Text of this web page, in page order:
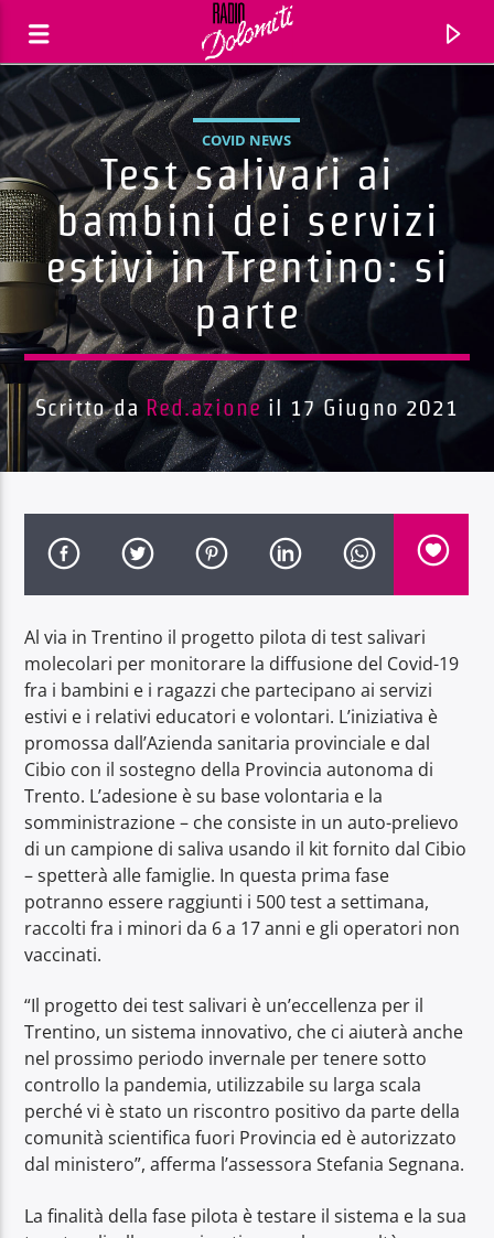
Traccia corrente
Titolo
Artista
Radio Dolomiti
COVID NEWS
Test salivari ai
bambini dei servizi
estivi in Trentino: si
parte
Scritto da Red.azione il 17 Giugno 2021
Al via in Trentino il progetto pilota di test salivari
molecolari per monitorare la diffusione del Covid-19
fra i bambini e i ragazzi che partecipano ai servizi
estivi e i relativi educatori e volontari. L’iniziativa è
promossa dall’Azienda sanitaria provinciale e dal
Cibio con il sostegno della Provincia autonoma di
Trento. L’adesione è su base volontaria e la
somministrazione – che consiste in un auto-prelievo
di un campione di saliva usando il kit fornito dal Cibio
– spetterà alle famiglie. In questa prima fase
potranno essere raggiunti i 500 test a settimana,
raccolti fra i minori da 6 a 17 anni e gli operatori non
vaccinati.
“Il progetto dei test salivari è un’eccellenza per il
Trentino, un sistema innovativo, che ci aiuterà anche
nel prossimo periodo invernale per tenere sotto
controllo la pandemia, utilizzabile su larga scala
perché vi è stato un riscontro positivo da parte della
comunità scientifica fuori Provincia ed è autorizzato
dal ministero”, afferma l’assessora Stefania Segnana.
La finalità della fase pilota è testare il sistema e la sua